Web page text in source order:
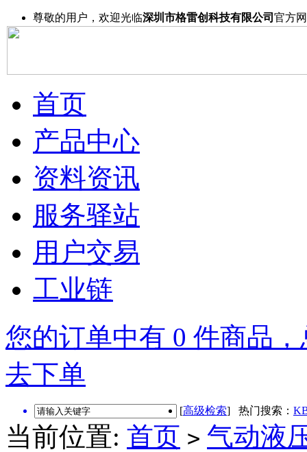
尊敬的用户，欢迎光临深圳市格雷创科技有限公司 官方
首页
产品中心
资料资讯
服务驿站
用户交易
工业链
您的订单中有 0 件商品
去下单
[高级检索] 热门搜索：
当前位置: 首页 > 气动液